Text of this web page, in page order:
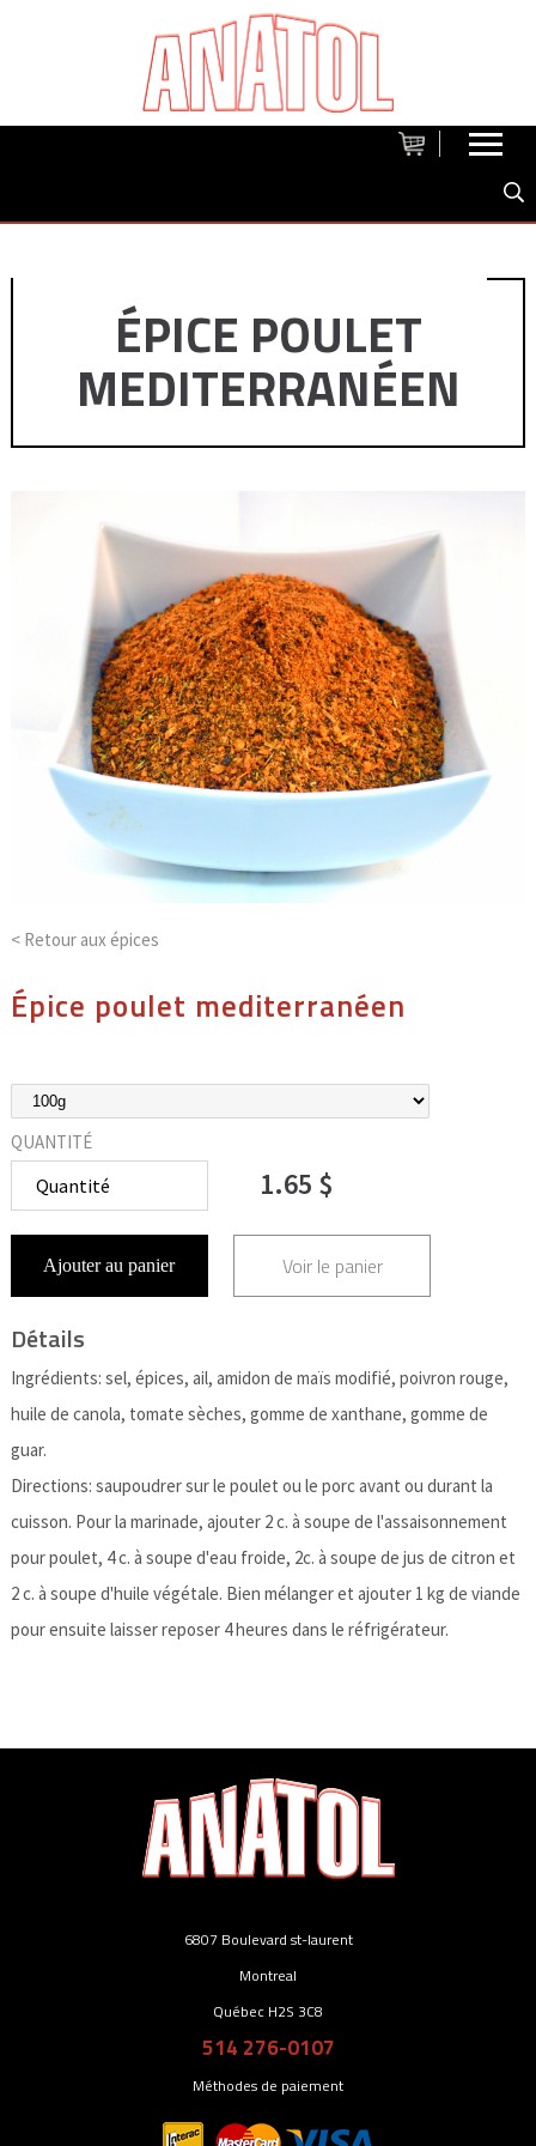
ÉPICE POULET
MEDITERRANÉEN
< Retour aux épices
Épice poulet mediterranéen
QUANTITÉ
1.65 $
Ajouter au panier Voir le panier
Détails
Ingrédients: sel, épices, ail, amidon de maïs modifié, poivron rouge,
huile de canola, tomate sèches, gomme de xanthane, gomme de
guar.
Directions: saupoudrer sur le poulet ou le porc avant ou durant la
cuisson. Pour la marinade, ajouter 2 c. à soupe de l'assaisonnement
pour poulet, 4 c. à soupe d'eau froide, 2c. à soupe de jus de citron et
2 c. à soupe d'huile végétale. Bien mélanger et ajouter 1 kg de viande
pour ensuite laisser reposer 4 heures dans le réfrigérateur.
6807 Boulevard st-laurent
Montreal
Québec H2S 3C8
514 276-0107
Méthodes de paiement